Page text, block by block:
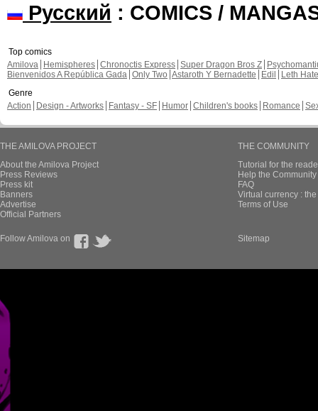
Русский : COMICS /
Top comics
Amilova
Hemispheres Chronoctis Express Super Dragon Bros Z
Bienvenidos A República Gada Only Two Astaroth Y Bernadette Edil
Leth Hate
Genre
Action
Design - Artworks Fantasy - SF Humor Children's books Romance
THE AMILOVA PROJECT
About the Amilova Project
Press Reviews
Press kit
Banners
Advertise
Official Partners
THE COMMUNITY
Tutorial for the
Help the
FAQ
Virtual currency :
Terms of Use
Follow Amilova on Sitemap